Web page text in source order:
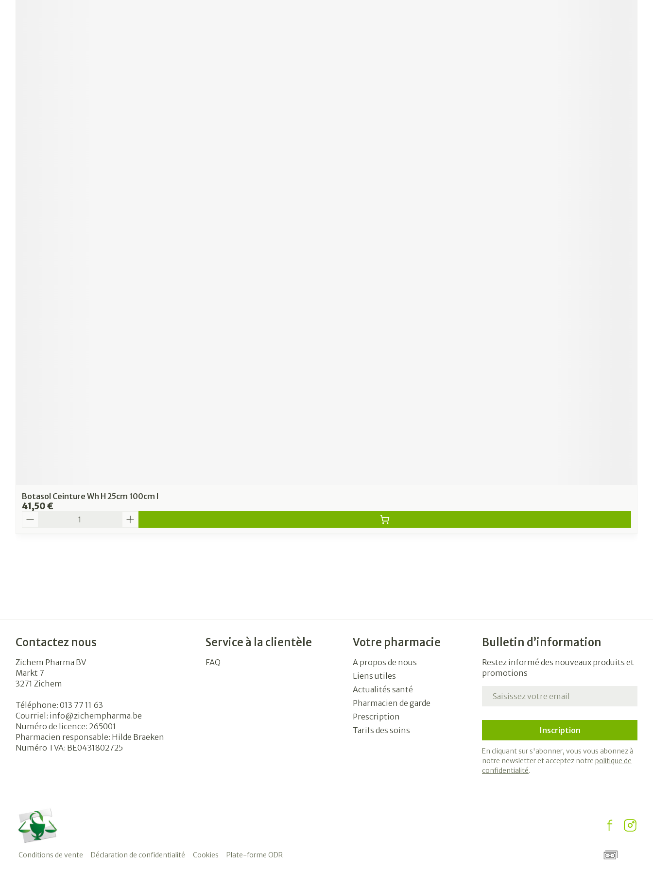
Botasol Ceinture Wh H 25cm 100cm l
41,50 €
Contactez nous
Zichem Pharma BV
Markt 7
3271 Zichem
Téléphone: 013 77 11 63
Courriel: info@zichempharma.be
Numéro de licence: 265001
Pharmacien responsable: Hilde Braeken
Numéro TVA: BE0431802725
Service à la clientèle
FAQ
Votre pharmacie
A propos de nous
Liens utiles
Actualités santé
Pharmacien de garde
Prescription
Tarifs des soins
Bulletin d’information
Restez informé des nouveaux produits et
promotions
Adresse mail
Inscription
En cliquant sur s'abonner, vous vous abonnez à
notre newsletter et acceptez notrepolitique de
confidentialité.
Conditions de vente Déclaration de confidentialité Cookies Plate-forme ODR